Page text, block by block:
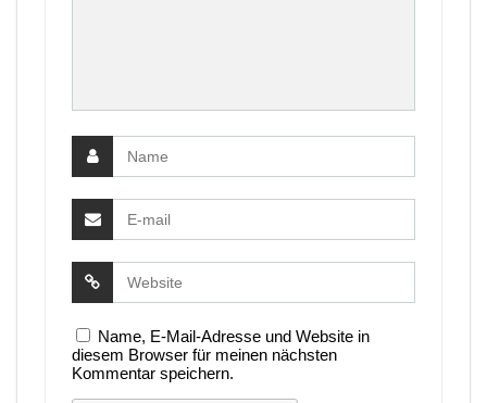
Name, E-Mail-Adresse und Website in
diesem Browser für meinen nächsten
Kommentar speichern.